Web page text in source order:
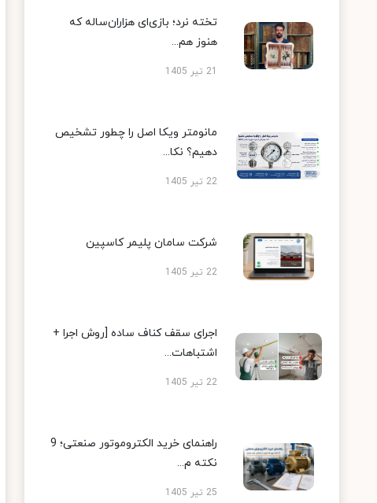
تخته نرد؛ بازی‌ای هزاران‌ساله که
هنوز هم...
21 تیر 1405
مانومتر ویکا اصل را چطور تشخیص
دهیم؟ نکا...
22 تیر 1405
شرکت سامان پلیمر کاسپین
22 تیر 1405
اجرای سقف کناف ساده [روش اجرا +
اشتباهات...
22 تیر 1405
راهنمای خرید الکتروموتور صنعتی؛ 9
نکته م...
25 تیر 1405